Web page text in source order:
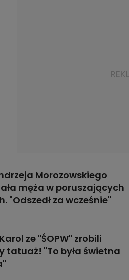
Morozowskiego
męża w poruszających
"Odszedł za wcześnie"
ze "ŚOPW" zrobili
tatuaż! "To była świetna